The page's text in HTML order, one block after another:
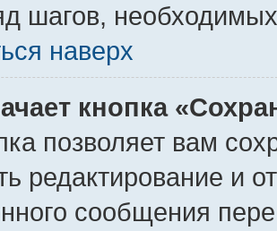
шагов,
наверх
кнопка
позволяет вам
редактирование и
сообщения